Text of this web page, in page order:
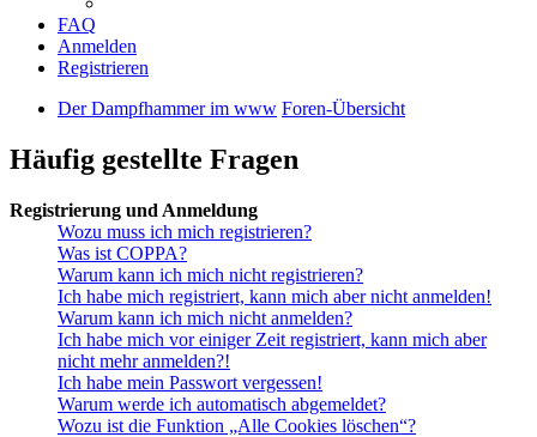
FAQ
Anmelden
Registrieren
Der Dampfhammer im www Foren-Übersicht
Häufig gestellte Fragen
Registrierung und Anmeldung
Wozu muss ich mich registrieren?
Was ist COPPA?
Warum kann ich mich nicht registrieren?
Ich habe mich registriert, kann mich aber nicht anmelden!
Warum kann ich mich nicht anmelden?
Ich habe mich vor einiger Zeit registriert, kann mich aber
nicht mehr anmelden?!
Ich habe mein Passwort vergessen!
Warum werde ich automatisch abgemeldet?
Wozu ist die Funktion „Alle Cookies löschen“?